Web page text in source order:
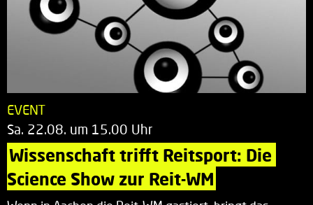
EVENT
Sa. 22.08. um 15.00 Uhr
Wissenschaft trifft Reitsport: Die
Science Show zur Reit-WM